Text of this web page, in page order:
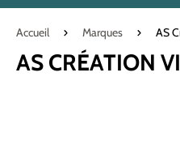
Accueil Marques AS
AS CRÉATION